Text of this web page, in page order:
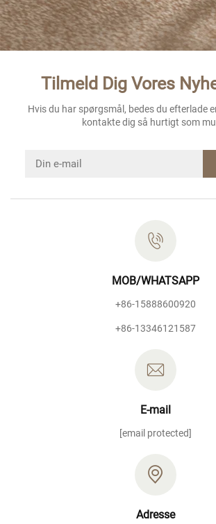
Tilmeld Dig Vores
Hvis du har spørgsmål, bedes du efterlade
kontakte dig så hurtigt som
MOB/WHATSAPP
+86-15888600920
+86-13346121587
E-mail
[email protected]
Adresse